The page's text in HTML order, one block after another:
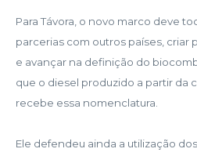
Para Távora, o novo marco deve
parcerias com outros países, criar
e avançar na definição do
que o diesel produzido a partir da
recebe essa nomenclatura.
Ele defendeu ainda a utilização